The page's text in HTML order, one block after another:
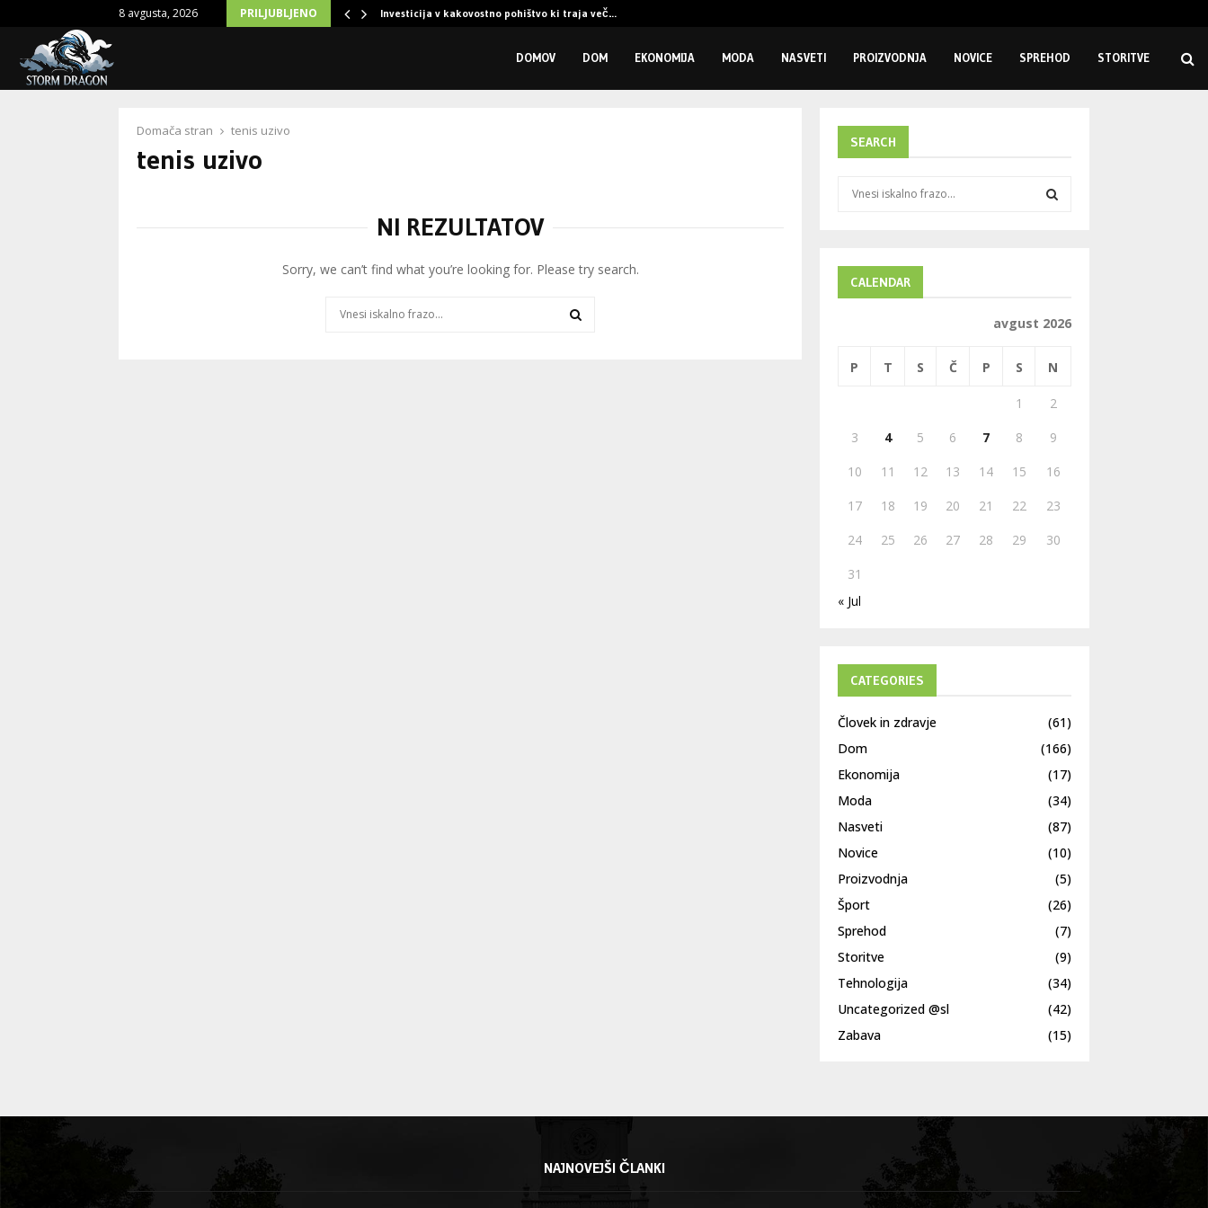
8 avgusta, 2026 PRILJUBLJENO
apartma s pametnim pohištvom Investicija v kakovostno pohištvo ki traja več…
DOMOV DOM EKONOMIJA MODA NASVETI PROIZVODNJA NOVICE SPREHOD STORITVE
Domača stran tenis uzivo
tenis uzivo
NI REZULTATOV
Sorry, we can’t find what you’re looking for. Please try search.
for:
SEARCH
f
C
H
CALENDAR
avgust 2026
P T S Č P S N
1
2
3
4 5 6 7 8
9
10
11 12 13 14 15
16
17
18 19 20 21 22
23
24
25 26 27 28 29
30
31
« Jul
CATEGORIES
Človek in zdravje
(61)
Dom
(166)
Ekonomija
(17)
Moda
(34)
Nasveti
(87)
Novice
(10)
Proizvodnja
(5)
Šport
(26)
Sprehod
(7)
Storitve
(9)
Tehnologija
(34)
Uncategorized @sl
(42)
Zabava
(15)
NAJNOVEJŠI ČLANKI